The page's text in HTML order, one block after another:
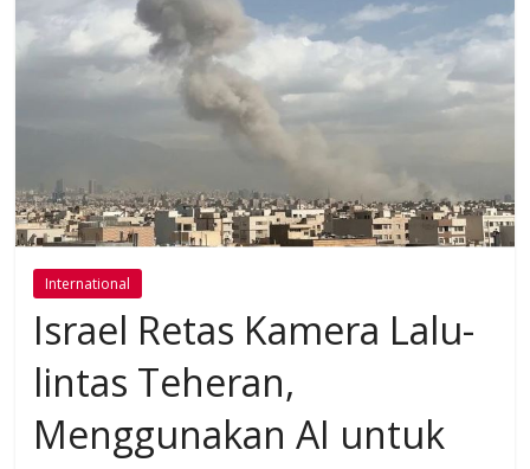
International
Israel Retas Kamera Lalu-
lintas Teheran,
Menggunakan AI untuk